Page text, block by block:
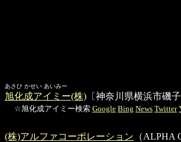
あさひ かせい あいみー
旭化成アイミー(株) 〔神奈川県横浜市磯
☆旭化成アイミー検索 Google Bing News Twitter
(株)アルファコーポレーション （ALPHA